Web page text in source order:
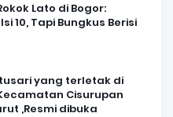
Lato di Bogor:
10, Tapi Bungkus Berisi
yang terletak di
Cisurupan
,Resmi dibuka